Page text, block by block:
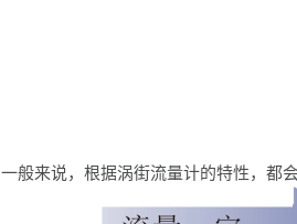
一般来说，根据涡街流量计的特性，都